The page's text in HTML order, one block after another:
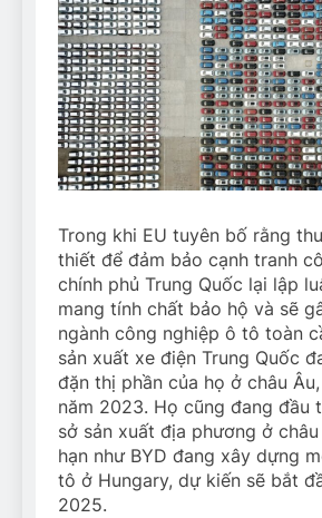
Trong khi EU tuyên bố rằng
thiết để đảm bảo cạnh tranh
chính phủ Trung Quốc lại lập
mang tính chất bảo hộ và sẽ
ngành công nghiệp ô tô toàn
sản xuất xe điện Trung Quốc
đặn thị phần của họ ở châu
năm 2023. Họ cũng đang đầu
sở sản xuất địa phương ở châu
hạn như BYD đang xây dựng
tô ở Hungary, dự kiến ​​sẽ bắt
2025.